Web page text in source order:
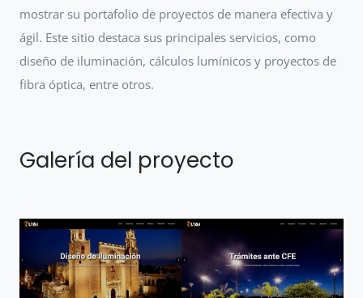
mostrar su portafolio de proyectos de manera efectiva y
ágil. Este sitio destaca sus principales servicios, como
diseño de iluminación, cálculos lumínicos y proyectos de
fibra óptica, entre otros.
Galería del proyecto